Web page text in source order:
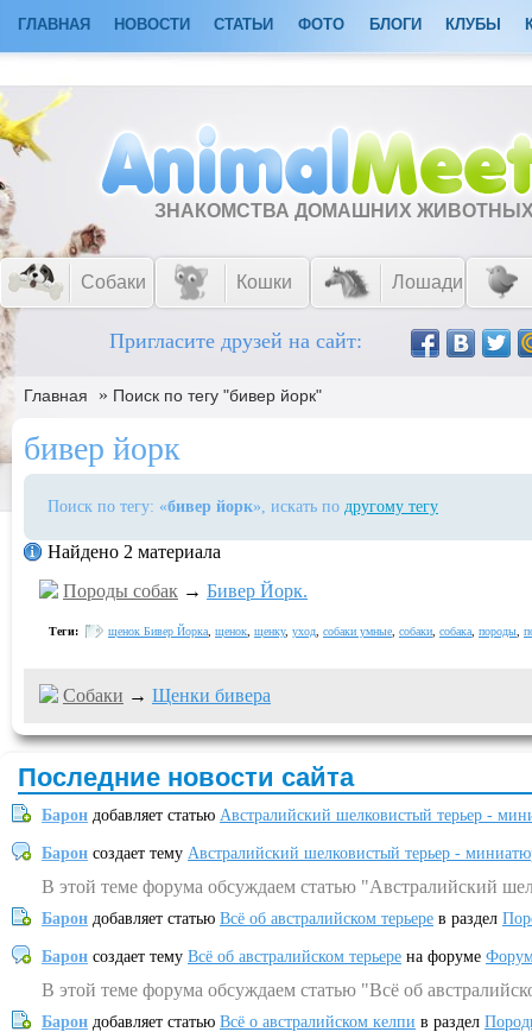
ГЛАВНАЯ НОВОСТИ СТАТЬИ ФОТО БЛОГИ КЛУБЫ
ЗНАКОМСТВА ДОМАШНИХ
Собаки Кошки Лошади
Пригласите друзей на сайт:
Главная » Поиск по тегу "бивер йорк"
бивер йорк
Поиск по тегу: «бивер йорк», искать по другому тегу
Найдено 2 материала
Породы собак → Бивер Йорк.
Теги: щенок Бивер Йорка щенок щенку, уход собаки умные собаки собака породы
Собаки → Щенки бивера
Последние новости сайта
Барон добавляет статью Австралийский шелковистый терьер -
Барон создает тему Австралийский шелковистый терьер -
В этой теме форума обсуждаем статью "Австралийский
Барон добавляет статью Всё об австралийском терьере в раздел
Барон создает тему Всё об австралийском терьере на форуме
В этой теме форума обсуждаем статью "Всё об
Барон добавляет статью Всё о австралийском келпи в раздел